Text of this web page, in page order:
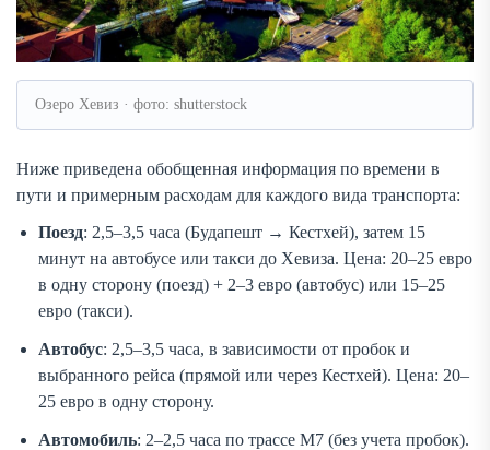
Озеро Хевиз · фото: shutterstock
Ниже приведена обобщенная информация по времени в
пути и примерным расходам для каждого вида транспорта:
Поезд: 2,5–3,5 часа (Будапешт → Кестхей), затем 15
минут на автобусе или такси до Хевиза. Цена: 20–25 евро
в одну сторону (поезд) + 2–3 евро (автобус) или 15–25
евро (такси).
Автобус: 2,5–3,5 часа, в зависимости от пробок и
выбранного рейса (прямой или через Кестхей). Цена: 20–
25 евро в одну сторону.
Автомобиль: 2–2,5 часа по трассе M7 (без учета пробок).